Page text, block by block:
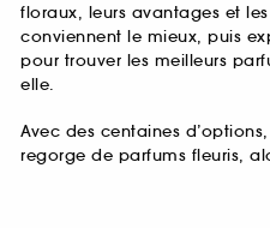
floraux, leurs avantages et
conviennent le mieux, puis
pour trouver les meilleurs
elle.
Avec des centaines
regorge de parfums fleuris,